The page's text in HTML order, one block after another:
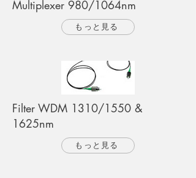
Multiplexer 980/1064nm
もっと見る
Filter WDM 1310/1550 &
1625nm
もっと見る